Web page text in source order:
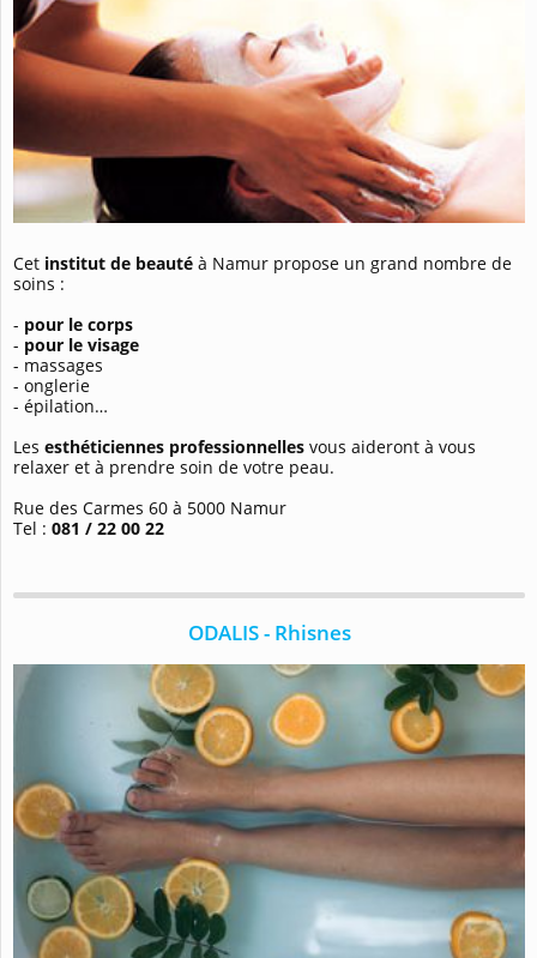
Cet institut de beauté à Namur propose un grand nombre de
soins :
- pour le corps
- pour le visage
- massages
- onglerie
- épilation…
Les esthéticiennes professionnelles vous aideront à vous
relaxer et à prendre soin de votre peau.
Rue des Carmes 60 à 5000 Namur
Tel : 081 / 22 00 22
ODALIS - Rhisnes